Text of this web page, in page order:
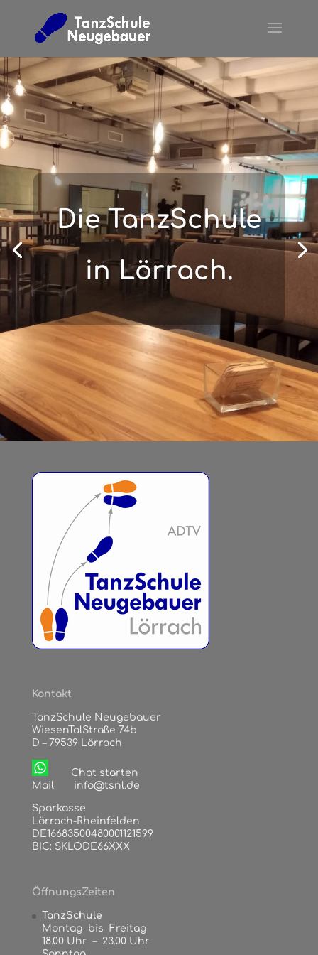
Die TanzSchule
in Lörrach.
Kontakt
TanzSchule Neugebauer
WiesenTalStraße 74b
D – 79539 Lörrach
Chat starten
Mail info@tsnl.de
Sparkasse
Lörrach-Rheinfelden
DE16683500480001121599
BIC: SKLODE66XXX
ÖffnungsZeiten
TanzSchule
Montag bis Freitag
18.00 Uhr – 23.00 Uhr